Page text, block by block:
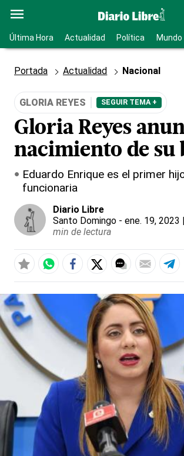
Última Hora Actualidad Política Mundo
Portada Actualidad Nacional
GLORIA REYES SEGUIR TEMA +
Gloria Reyes
nacimiento de su
Eduardo Enrique es el primer
funcionaria
Diario Libre
Santo Domingo - ene. 19, 2023
min de lectura